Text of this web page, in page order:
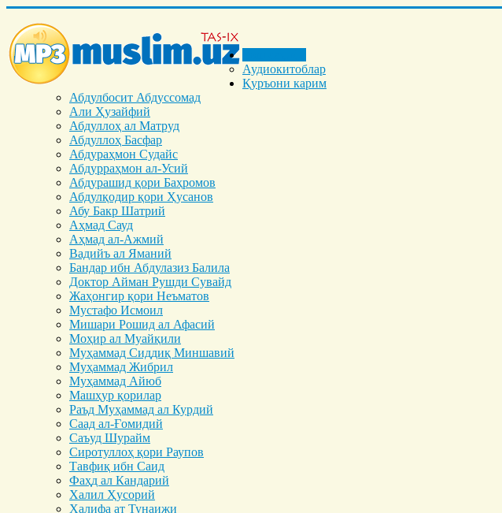
Аудиокитоблар
Қуръони карим
Абдулбосит Абдуссомад
Али Ҳузайфий
Абдуллоҳ ал Матруд
Абдуллоҳ Басфар
Абдураҳмон Судайс
Абдурраҳмон ал-Усий
Абдурашид қори Баҳромов
Абдулқодир қори Ҳусанов
Абу Бакр Шатрий
Аҳмад Сауд
Аҳмад ал-Ажмий
Вадийъ ал Яманий
Бандар ибн Абдулазиз Балила
Доктор Айман Рушди Сувайд
Жаҳонгир қори Неъматов
Мустафо Исмоил
Мишари Рошид ал Афасий
Моҳир ал Муайқили
Муҳаммад Cиддиқ Миншавий
Муҳаммад Жибрил
Муҳаммад Айюб
Машҳур қорилар
Раъд Муҳаммад ал Курдий
Саад ал-Ғомидий
Саъуд Шурайм
Сиротуллоҳ қори Раупов
Тавфиқ ибн Саид
Фаҳд ал Кандарий
Халил Ҳусорий
Халифа ат Тунаижи